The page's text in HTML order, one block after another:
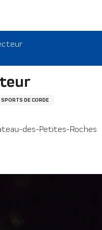
DE CORDE
des-Petites-Roches